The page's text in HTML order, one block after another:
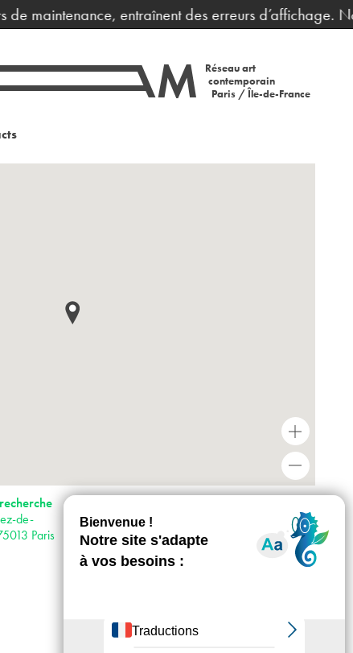
de maintenance, entraînent des erreurs d’affichage.
Réseau art
contemporain
Paris / Île-de-France
+
de-
Paris
mercredi au vendredi de 11h à 19h, le
samedi de 14h à 19h en période
d’exposition. Fermeture estivale du 31 juillet
au 21 août. Bétonsalon est fermé les jours